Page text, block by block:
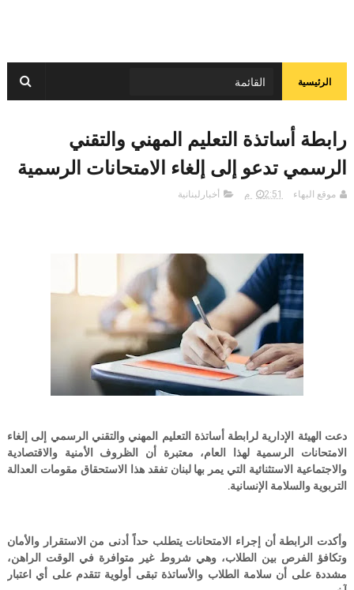
الرئيسية
رابطة أساتذة التعليم المهني والتقني
الرسمي تدعو إلى إلغاء الامتحانات الرسمية
موقع البهاء 2:51 م أخبارلبنانية
دعت الهيئة الإدارية لرابطة أساتذة التعليم المهني والتقني الرسمي إلى إلغاء
الامتحانات الرسمية لهذا العام، معتبرة أن الظروف الأمنية والاقتصادية
والاجتماعية الاستثنائية التي يمر بها لبنان تفقد هذا الاستحقاق مقومات العدالة
التربوية والسلامة الإنسانية.
وأكدت الرابطة أن إجراء الامتحانات يتطلب حداً أدنى من الاستقرار والأمان
وتكافؤ الفرص بين الطلاب، وهي شروط غير متوافرة في الوقت الراهن،
مشددة على أن سلامة الطلاب والأساتذة تبقى أولوية تتقدم على أي اعتبار